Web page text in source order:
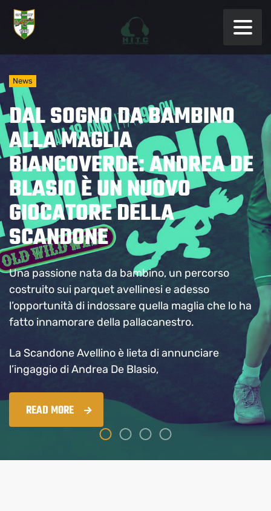
News
DAL SOGNO DA BAMBINO
ALLA MAGLIA
BIANCOVERDE: ANDREA DE
BLASIO È UN NUOVO
GIOCATORE DELLA
SCANDONE
Una passione nata da bambino, un percorso
costruito sui parquet avellinesi e adesso
l’opportunità di indossare quella maglia che lo ha
fatto innamorare della pallacanestro.
La Scandone Avellino è lieta di annunciare
l’ingaggio di Andrea De Blasio,
READ MORE